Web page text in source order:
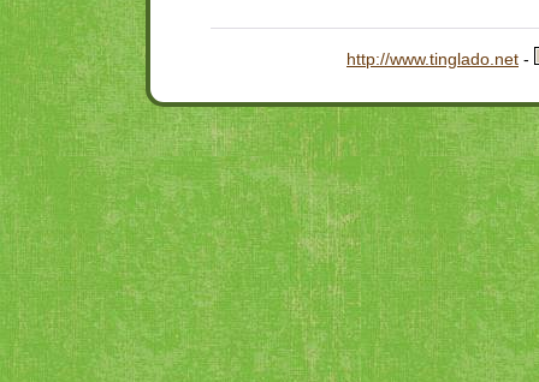
http://www.tinglado.net -